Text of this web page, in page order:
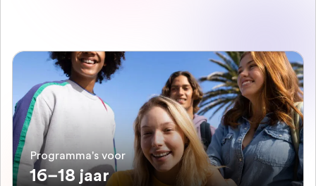
Programma's voor
16–18 jaar